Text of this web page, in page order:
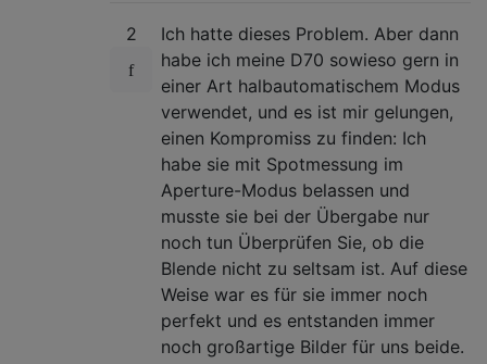
2
Ich hatte dieses Problem. Aber dann
habe ich meine D70 sowieso gern in
einer Art halbautomatischem Modus
verwendet, und es ist mir gelungen,
einen Kompromiss zu finden: Ich
habe sie mit Spotmessung im
Aperture-Modus belassen und
musste sie bei der Übergabe nur
noch tun Überprüfen Sie, ob die
Blende nicht zu seltsam ist. Auf diese
Weise war es für sie immer noch
perfekt und es entstanden immer
noch großartige Bilder für uns beide.